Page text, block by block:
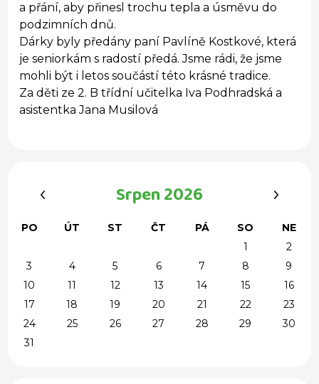
a přání, aby přinesl trochu tepla a úsměvu do
podzimních dnů.
Dárky byly předány paní Pavlíně Kostkové, která
je seniorkám s radostí předá. Jsme rádi, že jsme
mohli být i letos součástí této krásné tradice.
Za děti ze 2. B třídní učitelka Iva Podhradská a
asistentka Jana Musilová
Srpen 2026
PO ÚT ST ČT PÁ SO
NE
1
2
3
4 5 6 7 8
9
10
11 12 13 14 15
16
17
18 19 20 21 22
23
24
25 26 27 28 29
30
31